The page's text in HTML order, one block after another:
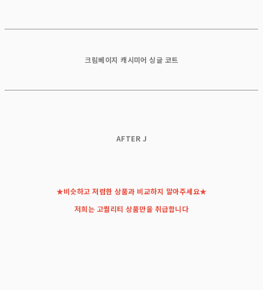
크림베이지 캐시미어 싱글 코트
AFTER J
★비슷하고 저렴한 상품과 비교하지 말아주세요★
저희는 고퀄리티 상품만을 취급합니다